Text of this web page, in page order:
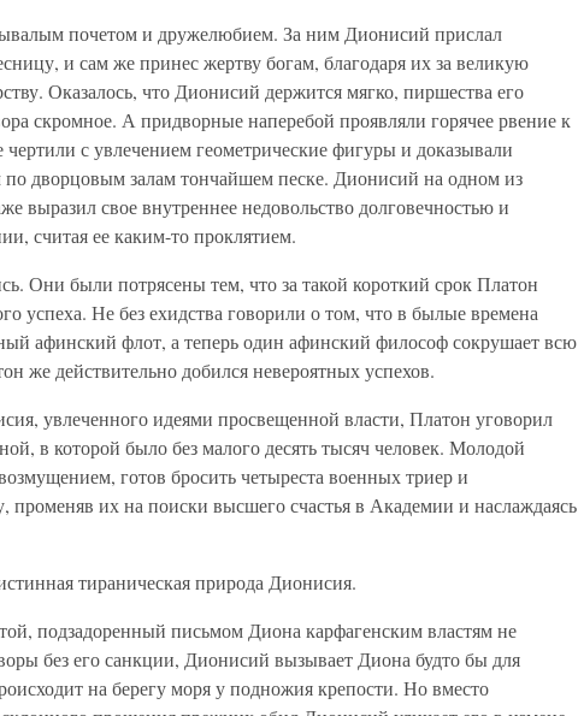
почетом и дружелюбием. За ним Дионисий прислал
и сам же принес жертву богам, благодаря их за великую
Оказалось, что Дионисий держится мягко, пиршества его
скромное. А придворные наперебой проявляли горячее рвение к
с увлечением геометрические фигуры и доказывали
дворцовым залам тончайшем песке. Дионисий на одном из
выразил свое внутреннее недовольство долговечностью и
считая ее каким-то проклятием.
Они были потрясены тем, что за такой короткий срок Платон
успеха. Не без ехидства говорили о том, что в былые времена
афинский флот, а теперь один афинский философ сокрушает всю
же действительно добился невероятных успехов.
увлеченного идеями просвещенной власти, Платон уговорил
в которой было без малого десять тысяч человек. Молодой
готов бросить четыреста военных триер и
променяв их на поиски высшего счастья в Академии и наслаждаясь
тираническая природа Дионисия.
подзадоренный письмом Диона карфагенским властям не
без его санкции, Дионисий вызывает Диона будто бы для
на берегу моря у подножия крепости. Но вместо